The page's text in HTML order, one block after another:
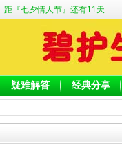
距『七夕情人节』还有11天
疑难解答 经典分享